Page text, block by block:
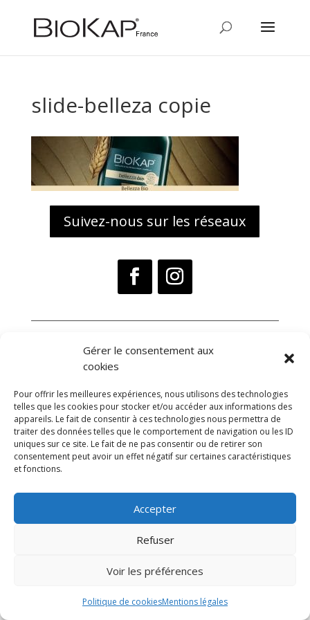
Gérer le consentement aux
cookies
Pour offrir les meilleures expériences, nous utilisons des technologies
telles que les cookies pour stocker et/ou accéder aux informations des
appareils. Le fait de consentir à ces technologies nous permettra de
traiter des données telles que le comportement de navigation ou les ID
uniques sur ce site. Le fait de ne pas consentir ou de retirer son
consentement peut avoir un effet négatif sur certaines caractéristiques
et fonctions.
Accepter
Refuser
Voir les préférences
Politique de cookiesMentions légales
slide-belleza copie
Suivez-nous sur les réseaux
Biokap, une marque distribuée
en exclusivité France par
1988 Route de l’Almanarre
83400 HYERES